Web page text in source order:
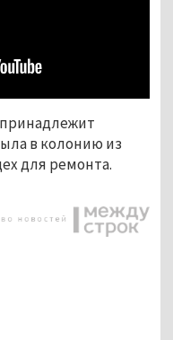
в колонию из
для ремонта.